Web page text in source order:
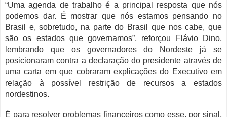
“Uma agenda de trabalho é a principal resposta que nós
podemos dar. É mostrar que nós estamos pensando no
Brasil e, sobretudo, na parte do Brasil que nos cabe, que
são os estados que governamos”, reforçou Flávio Dino,
lembrando que os governadores do Nordeste já se
posicionaram contra a declaração do presidente através de
uma carta em que cobraram explicações do Executivo em
relação à possível restrição de recursos a estados
nordestinos.
É para resolver problemas financeiros como esse, por sinal,